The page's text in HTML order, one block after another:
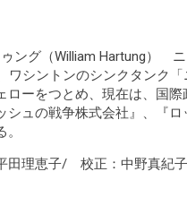
ング（William Hartung）
ワシントンのシンクタンク
ローをつとめ、現在は、国
シュの戦争株式会社』、『
田理恵子/ 校正：中野真紀子